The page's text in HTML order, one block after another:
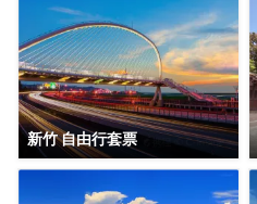
新竹 自由行套票